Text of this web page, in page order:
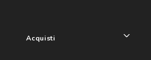
Acquisti